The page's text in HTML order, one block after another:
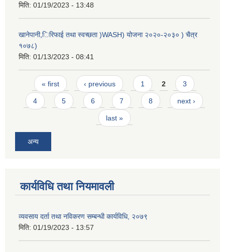
मिति: 01/19/2023 - 13:48
खानेपानी,िरिफाई तथा स्वच्छता )WASH) योजना २०२०-२०३० ) चैत्र
१०७८)
मिति: 01/13/2023 - 08:41
Pages
« first ‹ previous 1 2 3
4 5 6 7 8 next ›
last »
अन्य
कार्यविधि तथा नियमावली
व्यवसाय दर्ता तथा नविकरण सम्बन्धी कार्यविधि, २०७९
मिति: 01/19/2023 - 13:57